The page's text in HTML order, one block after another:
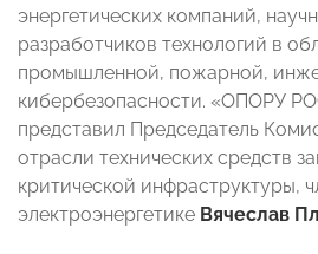
энергетических компаний,
разработчиков технологий в
промышленной, пожарной,
кибербезопасности. «ОПОРУ
представил Председатель
отрасли технических средств
критической инфраструктуры,
электроэнергетике Вячеслав